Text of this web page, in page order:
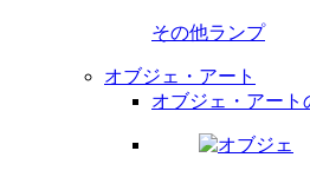
その他ランプ
オブジェ・アート
オブジェ・アート